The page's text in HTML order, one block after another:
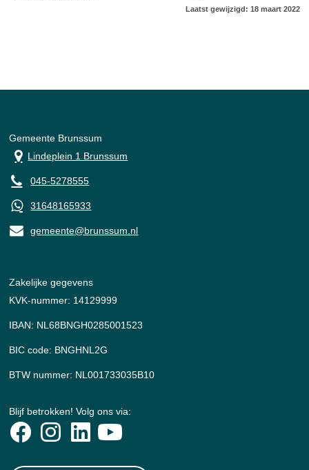
Laatst gewijzigd: 18 maart 2022
Gemeente Brunssum
Lindeplein 1 Brunssum
045-5278555
31648165933
gemeente@brunssum.nl
Zakelijke gegevens
KVK-nummer: 14129999
IBAN: NL68BNGH0285001523
BIC code: BNGHNL2G
BTW nummer: NL001733035B10
Blijf betrokken! Volg ons via: